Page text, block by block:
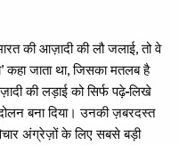
की आज़ादी की लौ जलाई, तो वे
कहा जाता था, जिसका मतलब है
की लड़ाई को सिर्फ पढ़े-लिखे
बना दिया। उनकी ज़बरदस्त
अंग्रेज़ों के लिए सबसे बड़ी